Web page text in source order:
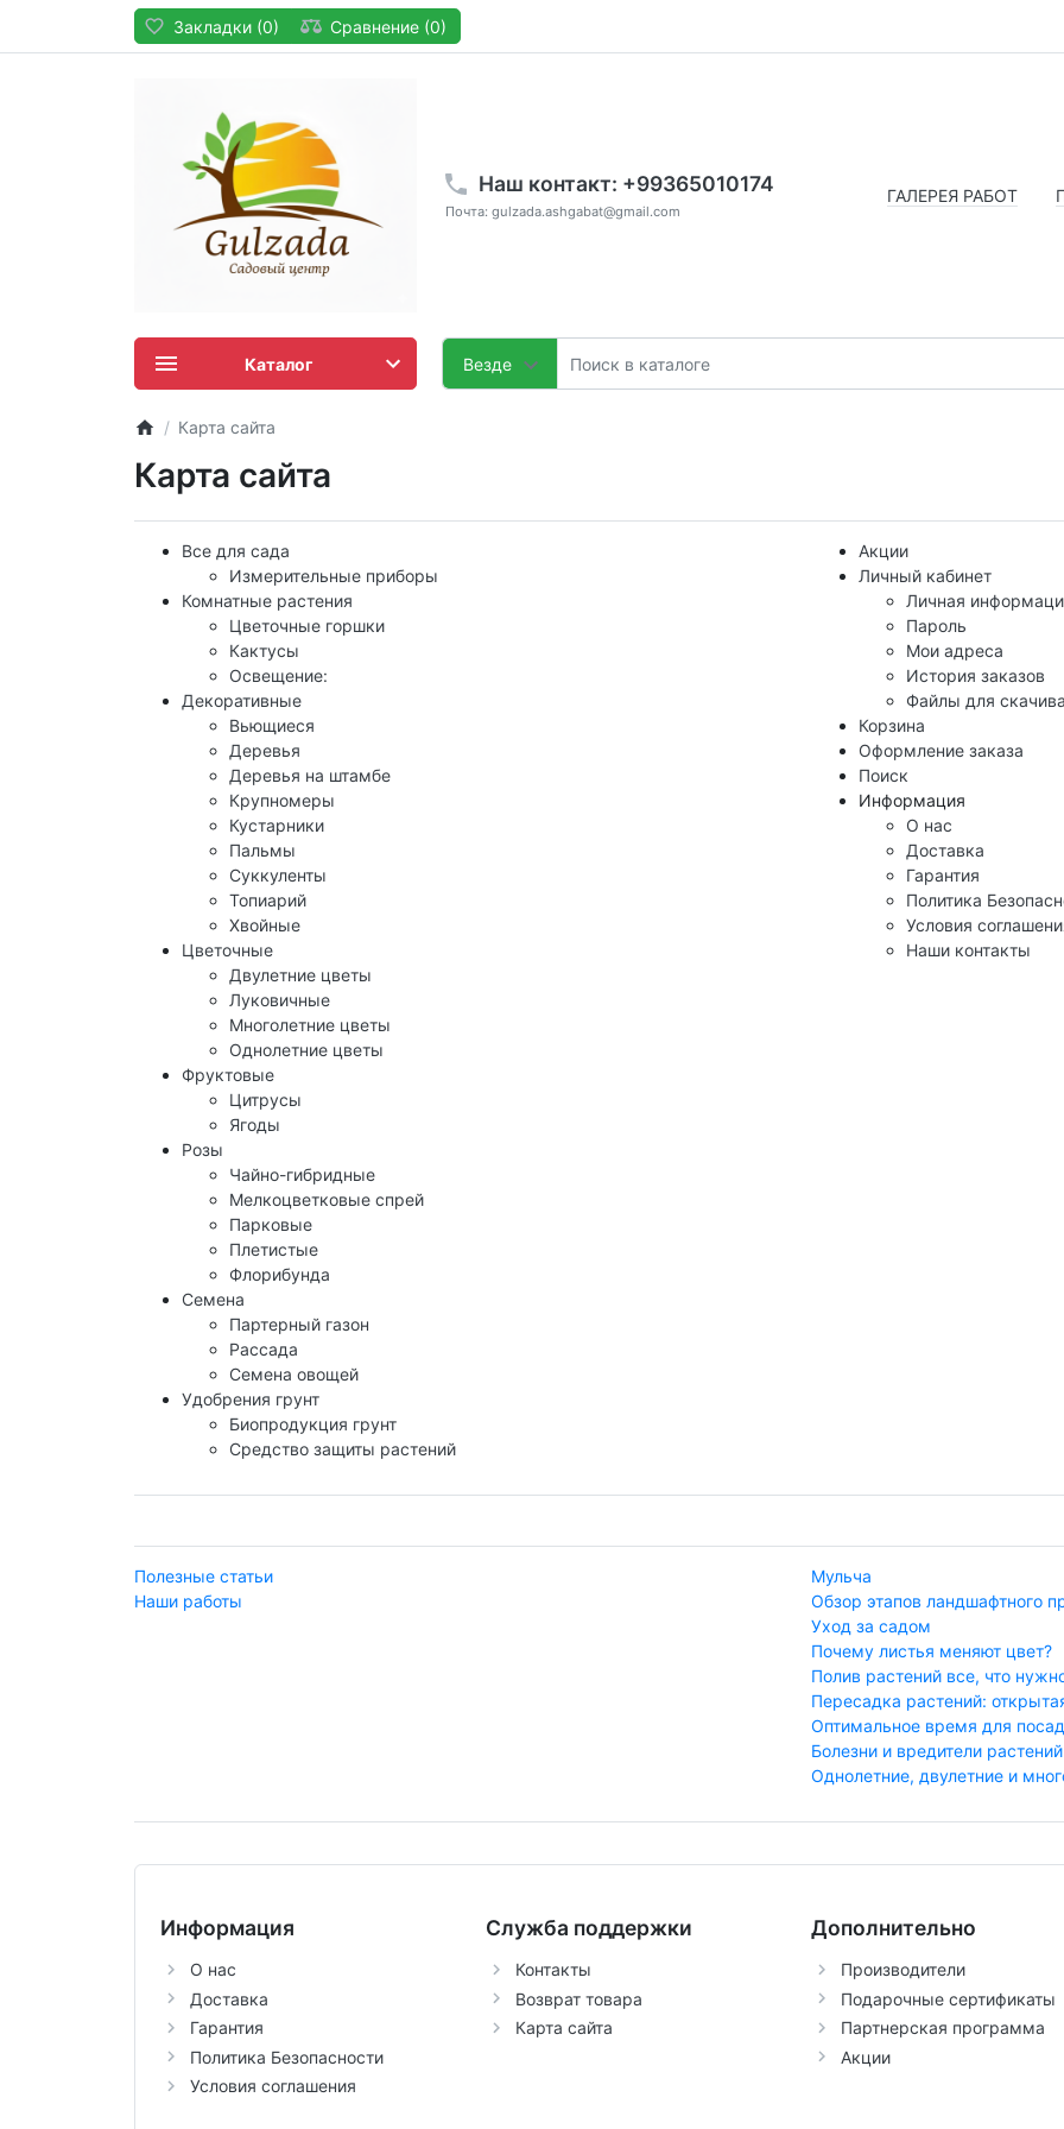
Закладки (0) Сравнение (0)
Наш контакт: +99365010174
Почта: gulzada.ashgabat@gmail.com
Везде
ГАЛЕРЕЯ РАБОТ
Каталог
Карта сайта
Карта сайта
Все для сада
Измерительные приборы
Комнатные растения
Цветочные горшки
Кактусы
Освещение:
Декоративные
Вьющиеся
Деревья
Деревья на штамбе
Крупномеры
Кустарники
Пальмы
Суккуленты
Топиарий
Хвойные
Цветочные
Двулетние цветы
Луковичные
Многолетние цветы
Однолетние цветы
Фруктовые
Цитрусы
Ягоды
Розы
Чайно-гибридные
Мелкоцветковые спрей
Парковые
Плетистые
Флорибунда
Семена
Партерный газон
Рассада
Семена овощей
Удобрения грунт
Биопродукция грунт
Средство защиты растений
Акции
Личный кабинет
Личная
Пароль
Мои адреса
История заказов
Файлы для
Корзина
Оформление заказа
Поиск
Информация
О нас
Доставка
Гарантия
Политика
Условия
Наши контакты
Полезные статьи
Наши работы
Мульча
Обзор этапов ландшафтного
Уход за садом
Почему листья меняют цвет?
Полив растений все, что
Пересадка растений:
Оптимальное время для
Болезни и вредители растений
Однолетние, двулетние и
Информация
О нас
Доставка
Гарантия
Политика Безопасности
Условия соглашения
Служба поддержки
Контакты
Возврат товара
Карта сайта
Дополнительно
Производители
Подарочные сертификаты
Партнерская программа
Акции